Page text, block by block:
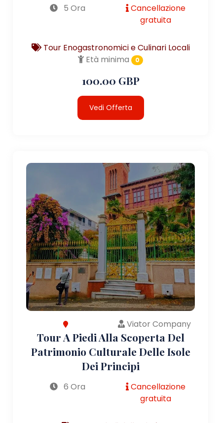
5 Ora
Cancellazione
gratuita
Tour Enogastronomici e Culinari Locali
Età minima
0
100.00 GBP
Vedi Offerta
Viator Company
Tour A Piedi Alla Scoperta Del
Patrimonio Culturale Delle Isole
Dei Principi
6 Ora
Cancellazione
gratuita